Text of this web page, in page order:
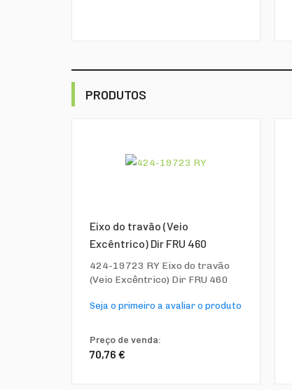
PRODUTOS
Eixo do travão (Veio
Excêntrico) Dir FRU 460
424-19723 RY Eixo do travão
(Veio Excêntrico) Dir FRU 460
Seja o primeiro a avaliar o produto
Preço de venda:
70,76 €